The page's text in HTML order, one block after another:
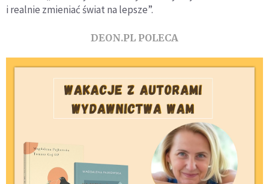
i realnie zmieniać świat na lepsze”.
DEON.PL POLECA